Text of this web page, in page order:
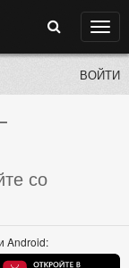
Поиск
ВОЙТИ
со
Android: